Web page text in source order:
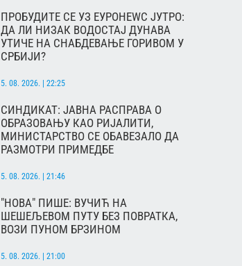
ПРОБУДИТЕ СЕ УЗ ЕУРОНЕWС ЈУТРО:
ДА ЛИ НИЗАК ВОДОСТАЈ ДУНАВА
УТИЧЕ НА СНАБДЕВАЊЕ ГОРИВОМ У
СРБИЈИ?
5. 08. 2026. | 22:25
СИНДИКАТ: ЈАВНА РАСПРАВА О
ОБРАЗОВАЊУ КАО РИЈАЛИТИ,
МИНИСТАРСТВО СЕ ОБАВЕЗАЛО ДА
РАЗМОТРИ ПРИМЕДБЕ
5. 08. 2026. | 21:46
"НОВА" ПИШЕ: ВУЧИЋ НА
ШЕШЕЉЕВОМ ПУТУ БЕЗ ПОВРАТКА,
ВОЗИ ПУНОМ БРЗИНОМ
5. 08. 2026. | 21:00